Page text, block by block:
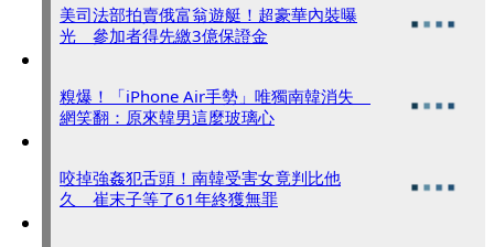
美司法部拍賣俄富翁遊艇！超豪華內裝曝
光 參加者得先繳3億保證金
糗爆！「iPhone Air手勢」唯獨南韓消失
網笑翻：原來韓男這麼玻璃心
咬掉強姦犯舌頭！南韓受害女竟判比他
久 崔末子等了61年終獲無罪